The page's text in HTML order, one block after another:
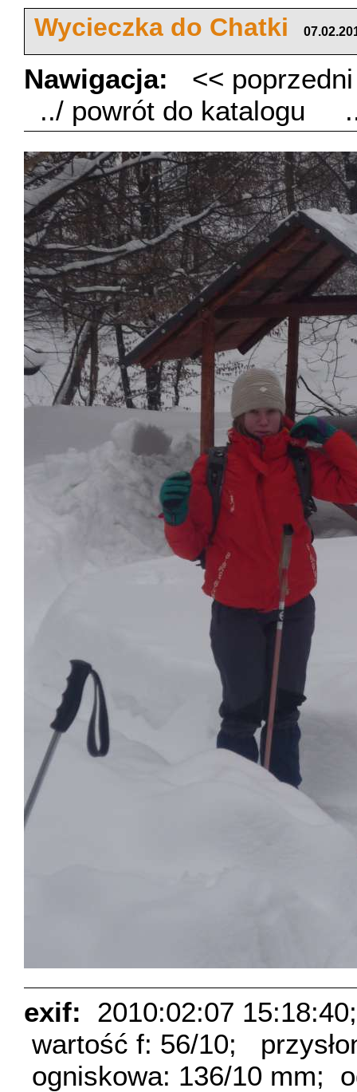
Wycieczka do Chatki
Nawigacja:
<<
../ powrót do katalogu
exif:
2010:02:07 15:18:40;
wartość f: 56/10;
ogniskowa: 136/10 mm;